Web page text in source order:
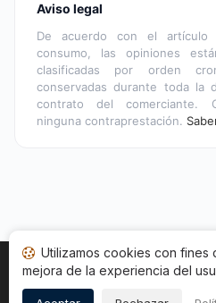
Aviso legal
De acuerdo con el artículo
consumo, las opiniones
clasificadas por orden
conservadas durante toda la
contrato del comerciante.
ninguna contraprestación.
Inicio Estado opiniones
Utilizamos cookies con
mejora de la experiencia del